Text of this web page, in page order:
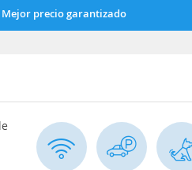
Mejor precio garantizado